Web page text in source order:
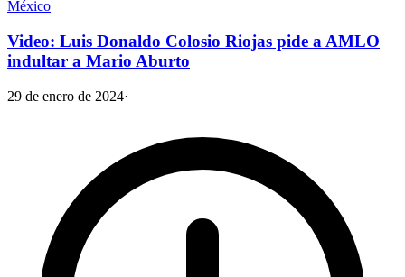
México
Video: Luis Donaldo Colosio Riojas pide a AMLO
indultar a Mario Aburto
29 de enero de 2024·